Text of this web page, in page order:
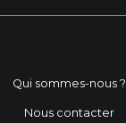
Qui sommes-nous ?
Nous contacter